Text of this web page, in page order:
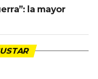
la mayor